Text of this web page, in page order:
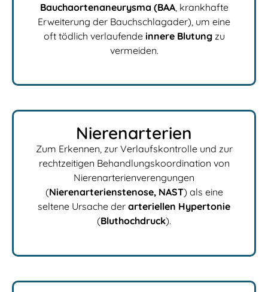
Bauchaortenaneurysma (BAA, krankhafte
Erweiterung der Bauchschlagader), um eine
oft tödlich verlaufende innere Blutungzu
vermeiden.
Nierenarterien
Zum Erkennen, zur Verlaufskontrolle und zur
rechtzeitigen Behandlungskoordination von
Nierenarterienverengungen
(Nierenarterienstenose, NAST) als eine
seltene Ursache der arteriellen Hypertonie
(Bluthochdruck).